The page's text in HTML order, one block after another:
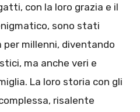
con la loro grazia e il
sono stati
per millenni, diventando
ma anche veri e
La loro storia con gli
risalente